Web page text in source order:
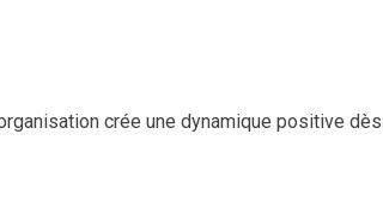
crée une dynamique positive